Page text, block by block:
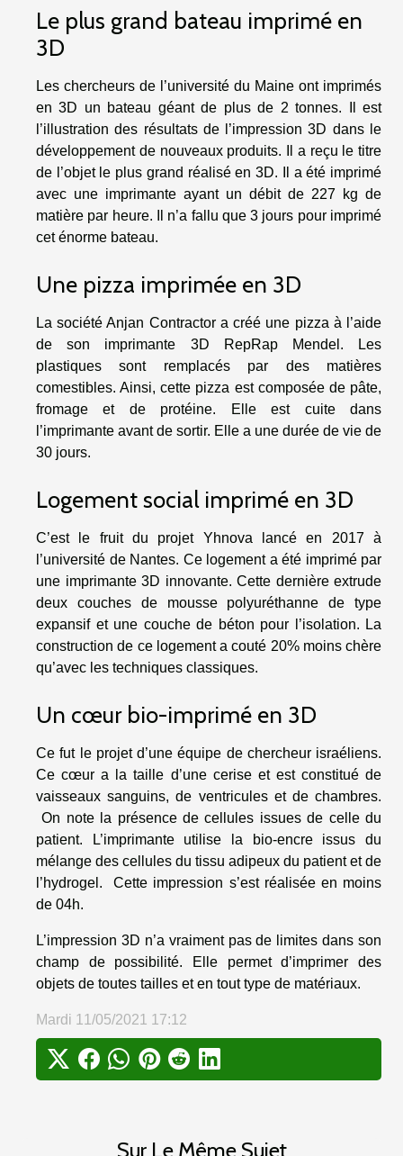
Sur Le Même Sujet
Le plus grand bateau imprimé en
3D
Les chercheurs de l’université du Maine ont imprimés
en 3D un bateau géant de plus de 2 tonnes. Il est
l’illustration des résultats de l’impression 3D dans le
développement de nouveaux produits. Il a reçu le titre
de l’objet le plus grand réalisé en 3D. Il a été imprimé
avec une imprimante ayant un débit de 227 kg de
matière par heure. Il n’a fallu que 3 jours pour imprimé
cet énorme bateau.
Une pizza imprimée en 3D
La société Anjan Contractor a créé une pizza à l’aide
de son imprimante 3D RepRap Mendel. Les
plastiques sont remplacés par des matières
comestibles. Ainsi, cette pizza est composée de pâte,
fromage et de protéine. Elle est cuite dans
l’imprimante avant de sortir. Elle a une durée de vie de
30 jours.
Logement social imprimé en 3D
C’est le fruit du projet Yhnova lancé en 2017 à
l’université de Nantes. Ce logement a été imprimé par
une imprimante 3D innovante. Cette dernière extrude
deux couches de mousse polyuréthanne de type
expansif et une couche de béton pour l’isolation. La
construction de ce logement a couté 20% moins chère
qu’avec les techniques classiques.
Un cœur bio-imprimé en 3D
Ce fut le projet d’une équipe de chercheur israéliens.
Ce cœur a la taille d’une cerise et est constitué de
vaisseaux sanguins, de ventricules et de chambres.
On note la présence de cellules issues de celle du
patient. L’imprimante utilise la bio-encre issus du
mélange des cellules du tissu adipeux du patient et de
l’hydrogel. Cette impression s’est réalisée en moins
de 04h.
L’impression 3D n’a vraiment pas de limites dans son
champ de possibilité. Elle permet d’imprimer des
objets de toutes tailles et en tout type de matériaux.
Mardi 11/05/2021 17:12